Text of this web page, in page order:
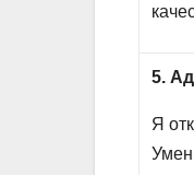
5.
Я